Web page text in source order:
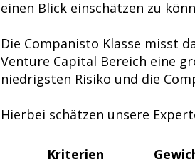
einen Blick einschätzen zu
Die Companisto Klasse misst
Venture Capital Bereich eine
niedrigsten Risiko und die
Hierbei schätzen unsere
Kriterien